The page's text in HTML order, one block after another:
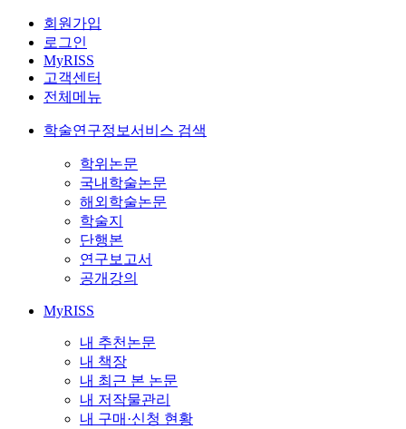
회원가입
로그인
MyRISS
고객센터
전체메뉴
학술연구정보서비스 검색
학위논문
국내학술논문
해외학술논문
학술지
단행본
연구보고서
공개강의
MyRISS
내 추천논문
내 책장
내 최근 본 논문
내 저작물관리
내 구매·신청 현황